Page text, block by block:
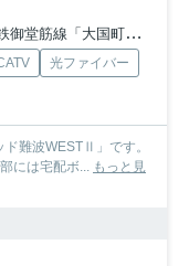
堂筋線「大国町」駅 徒歩15分
光ファイバー
難波WESTⅡ」です。
には宅配ボ...
もっと見